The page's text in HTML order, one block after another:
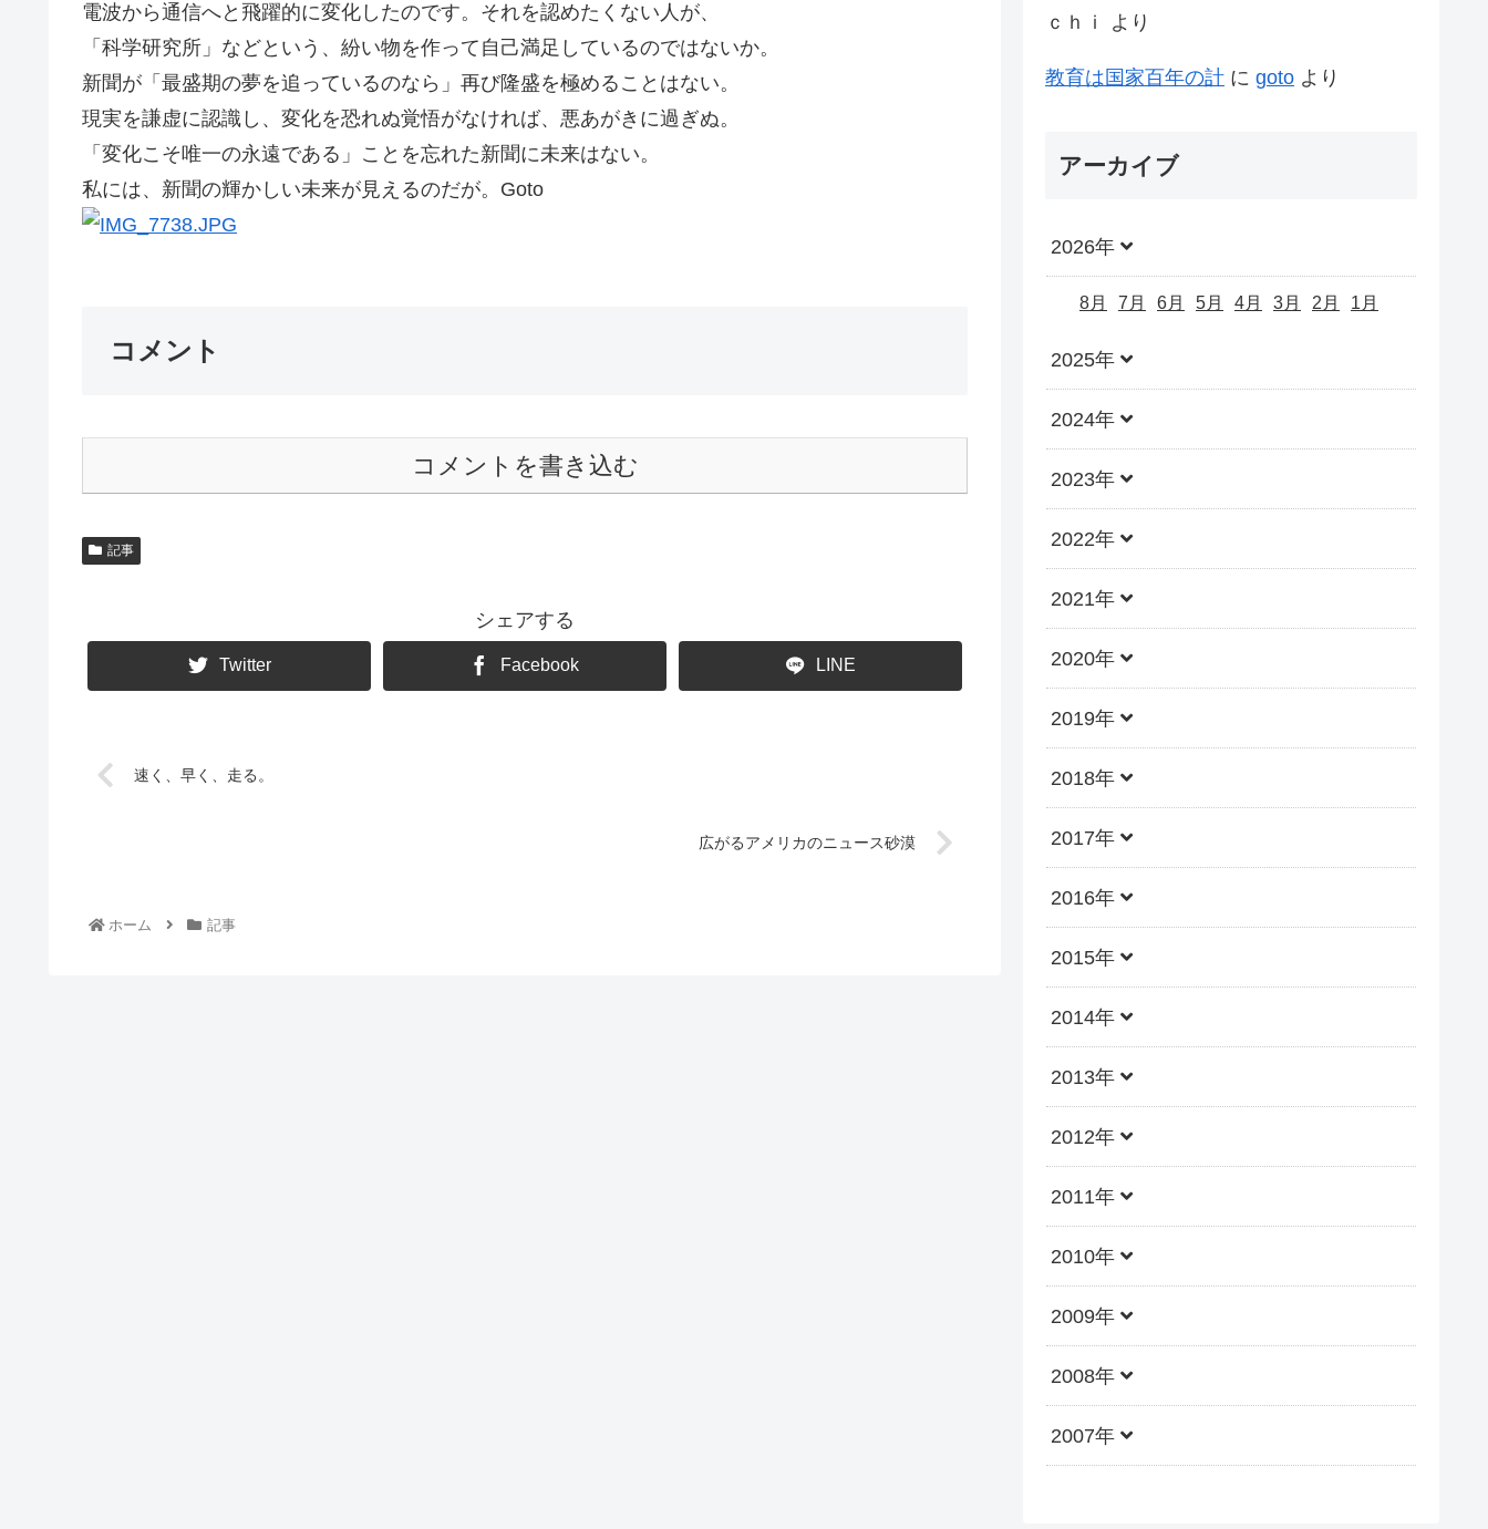
電波から通信へと飛躍的に変化したのです。それを認めたくない人が、
「科学研究所」などという、紛い物を作って自己満足しているのではないか。
新聞が「最盛期の夢を追っているのなら」再び隆盛を極めることはない。
現実を謙虚に認識し、変化を恐れぬ覚悟がなければ、悪あがきに過ぎぬ。
「変化こそ唯一の永遠である」ことを忘れた新聞に未来はない。
私には、新聞の輝かしい未来が見えるのだが。Goto
コメント
コメントを書き込む
記事
シェアする
Twitter Facebook LINE
速く、早く、走る。
広がるアメリカのニュース砂漠
ホーム 記事
ｃｈｉ
より
教育は国家百年の計 に goto より
アーカイブ
2026年
8月 7月 6月 5月 4月 3月 2月 1月
2025年
2024年
2023年
2022年
2021年
2020年
2019年
2018年
2017年
2016年
2015年
2014年
2013年
2012年
2011年
2010年
2009年
2008年
2007年